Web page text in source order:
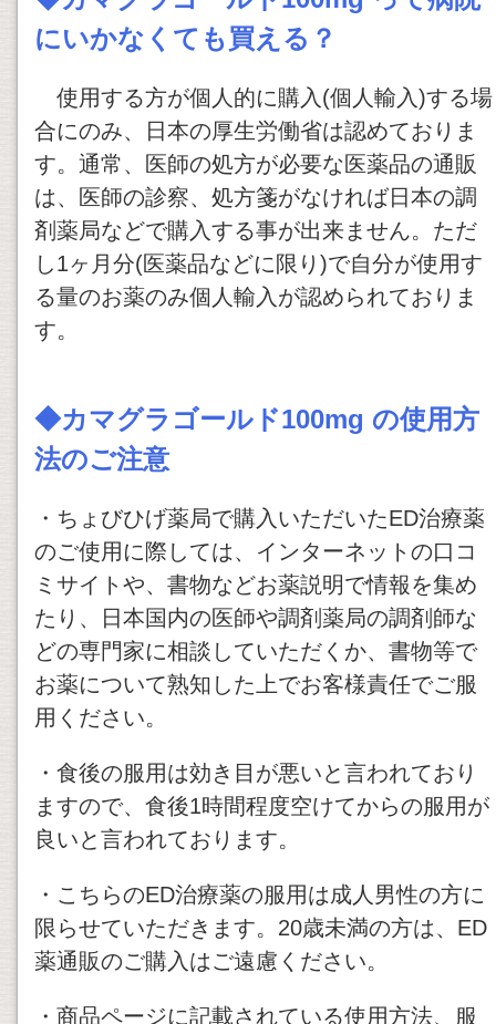
にいかなくても買える？
使用する方が個人的に購入(個人輸入)する場
合にのみ、日本の厚生労働省は認めておりま
す。通常、医師の処方が必要な医薬品の通販
は、医師の診察、処方箋がなければ日本の調
剤薬局などで購入する事が出来ません。ただ
し1ヶ月分(医薬品などに限り)で自分が使用す
る量のお薬のみ個人輸入が認められておりま
す。
◆カマグラゴールド100mg の使用方
法のご注意
・ちょびひげ薬局で購入いただいたED治療薬
のご使用に際しては、インターネットの口コ
ミサイトや、書物などお薬説明で情報を集め
たり、日本国内の医師や調剤薬局の調剤師な
どの専門家に相談していただくか、書物等で
お薬について熟知した上でお客様責任でご服
用ください。
・食後の服用は効き目が悪いと言われており
ますので、食後1時間程度空けてからの服用が
良いと言われております。
・こちらのED治療薬の服用は成人男性の方に
限らせていただきます。20歳未満の方は、ED
薬通販のご購入はご遠慮ください。
・商品ページに記載されている使用方法、服